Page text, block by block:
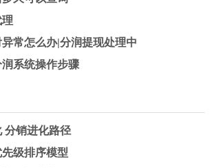
常怎么办|分润提现处理中
系统操作步骤
分销进化路径
级排序模型